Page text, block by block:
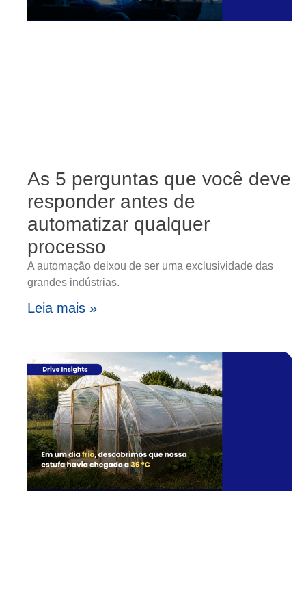
As 5 perguntas que você deve
responder antes de
automatizar qualquer
processo
A automação deixou de ser uma exclusividade das
grandes indústrias.
Leia mais »